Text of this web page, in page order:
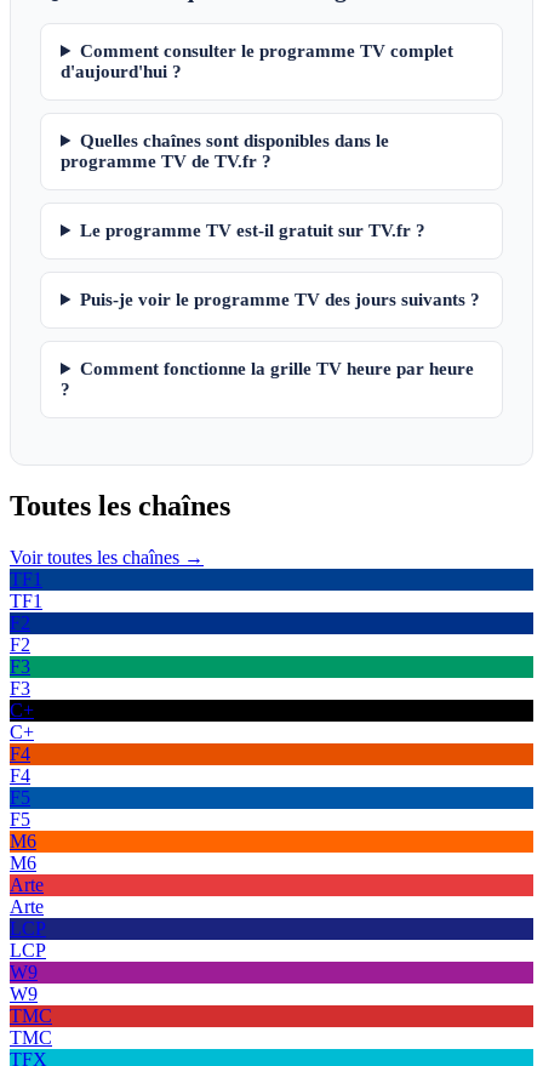
Comment consulter le programme TV complet
d'aujourd'hui ?
Quelles chaînes sont disponibles dans le
programme TV de TV.fr ?
Le programme TV est-il gratuit sur TV.fr ?
Puis-je voir le programme TV des jours suivants ?
Comment fonctionne la grille TV heure par heure
?
Toutes les chaînes
Voir toutes les chaînes →
TF1
TF1
F2
F2
F3
F3
C+
C+
F4
F4
F5
F5
M6
M6
Arte
Arte
LCP
LCP
W9
W9
TMC
TMC
TFX